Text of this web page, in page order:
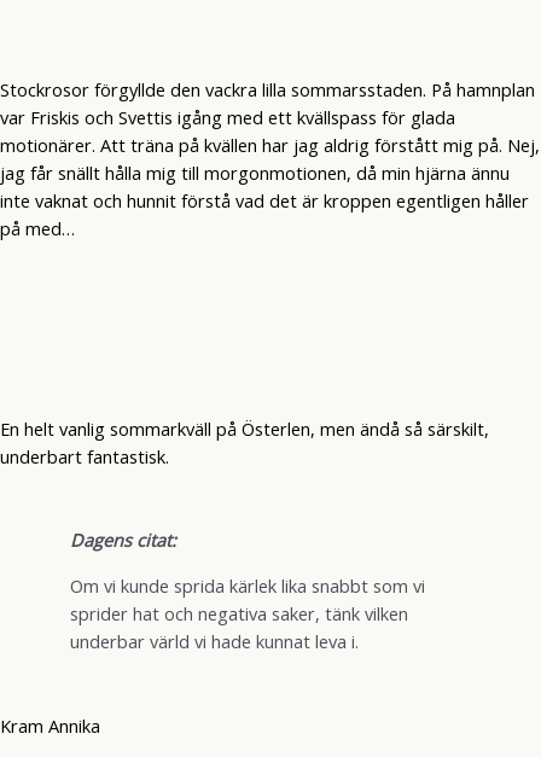
Stockrosor förgyllde den vackra lilla sommarsstaden. På hamnplan
var Friskis och Svettis igång med ett kvällspass för glada
motionärer. Att träna på kvällen har jag aldrig förstått mig på. Nej,
jag får snällt hålla mig till morgonmotionen, då min hjärna ännu
inte vaknat och hunnit förstå vad det är kroppen egentligen håller
på med…
En helt vanlig sommarkväll på Österlen, men ändå så särskilt,
underbart fantastisk.
Dagens citat:
Om vi kunde sprida kärlek lika snabbt som vi
sprider hat och negativa saker, tänk vilken
underbar värld vi hade kunnat leva i.
Kram Annika